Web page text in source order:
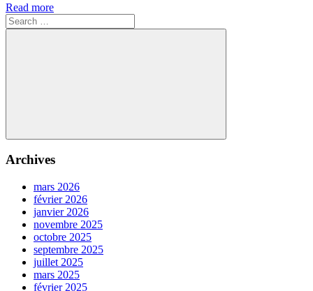
Read more
Search
for:
Search
Archives
mars 2026
février 2026
janvier 2026
novembre 2025
octobre 2025
septembre 2025
juillet 2025
mars 2025
février 2025